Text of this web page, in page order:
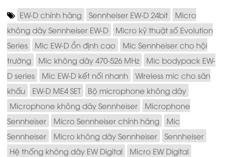
EW-D chính hãng Sennheiser EW-D 24bit
Micro
không dây Sennheiser EW-D
Micro kỹ thuật số Evolution
Series
Mic EW-D ổn định cao
Mic Sennheiser cho hội
trường
Mic không dây 470-526 MHz
Mic bodypack EW-
D series
Mic EW-D kết nối nhanh
Wireless mic cho sân
khấu
EW-D ME4 SET
Bộ microphone không dây
Microphone không dây Sennheiser
Microphone
Sennheiser
Micro Sennheiser chính hãng
Mic
Sennheiser
Micro không dây Sennheiser
Sennheiser
Hệ thống không dây EW Digital
Micro EW Digital